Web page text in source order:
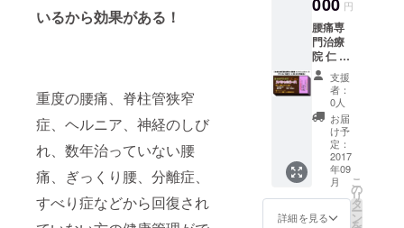
いるから効果がある！
重度の腰痛、脊柱管狭窄
症、ヘルニア、神経のしび
れ、数年治っていない腰
痛、ぎっくり腰、分離症、
すべり症などから回復され
分）
症
状・状
態に応
じたス
トレッ
チ
鍼灸治
療or特
殊電気
治療
パート
ナー制
度（24
の症
状・状
態に応
じたス
トレッ
チ、骨
盤や姿
勢矯正
など、
本格的
な治療
を計画
的にさ
せて頂
きま
円
腰痛専
門治療
院 仁 -
JIN- の
腰痛専
門治療
を本格
的にご
利用頂
けるチ
ケット
です。
きちん
とした
支援
者：
0人
お届
け予
定：
2017
年09
月
詳細を見る
こ
の
リ
タ
ー
ン